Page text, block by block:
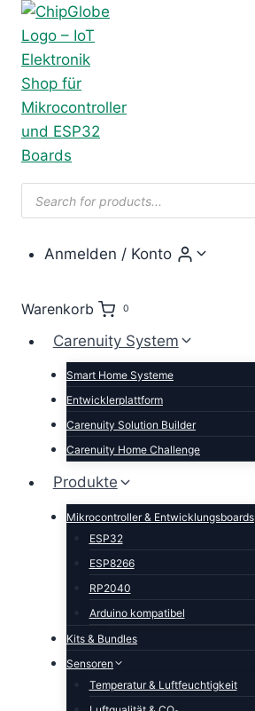
Zum
Inhalt
springen
Products
search
Anmelden / Konto
Warenkorb 0
Carenuity System
Smart Home Systeme
Entwicklerplattform
Carenuity Solution Builder
Carenuity Home Challenge
Produkte
Mikrocontroller & Entwicklungsboards
ESP32
ESP8266
RP2040
Arduino kompatibel
Kits & Bundles
Sensoren
Temperatur & Luftfeuchtigkeit